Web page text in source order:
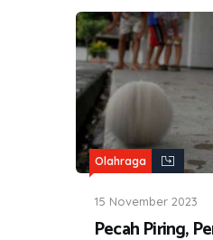
Olahraga
15 November 2023
Pecah Piring,